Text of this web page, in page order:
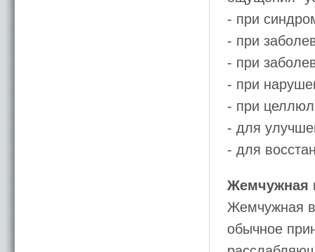
- при
- при
- при
- при
- при
- для
- для
Жемчужная
Жемчужная
обычное